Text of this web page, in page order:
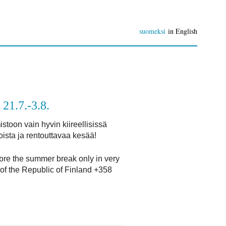
suomeksi in English
3.8.
vain hyvin kiireellisissä
ja rentouttavaa kesää!
the summer break only in very
the Republic of Finland +358